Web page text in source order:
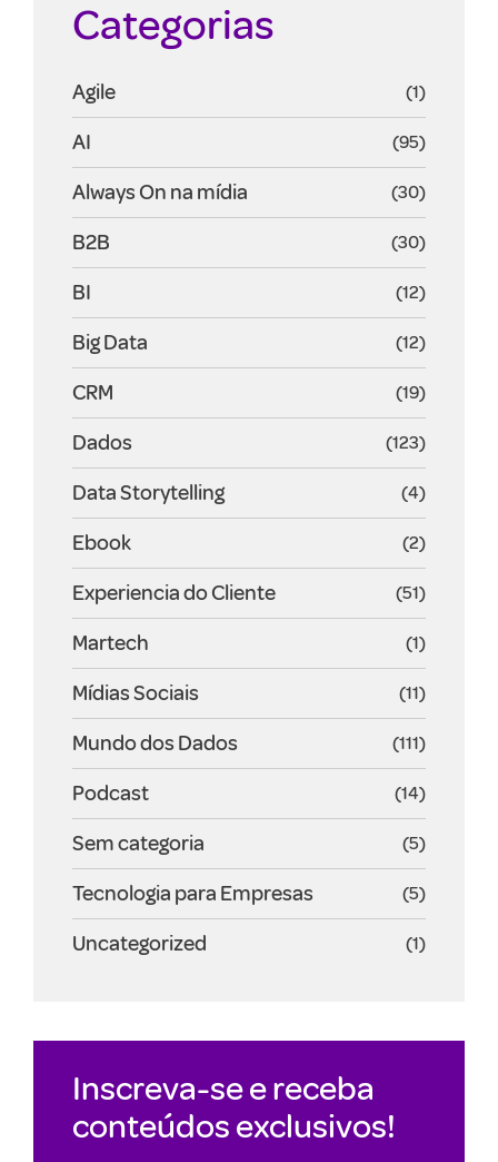
Categorias
Agile (1)
AI (95)
Always On na mídia (30)
B2B (30)
BI (12)
Big Data (12)
CRM (19)
Dados (123)
Data Storytelling (4)
Ebook (2)
Experiencia do Cliente (51)
Martech (1)
Mídias Sociais (11)
Mundo dos Dados (111)
Podcast (14)
Sem categoria (5)
Tecnologia para Empresas (5)
Uncategorized (1)
Inscreva-se e receba
conteúdos exclusivos!